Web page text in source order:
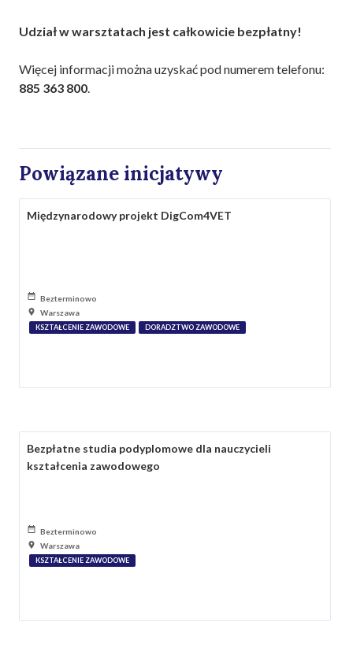
Udział w warsztatach jest całkowicie bezpłatny!
Więcej informacji można uzyskać pod numerem telefonu:
885 363 800
Powiązane inicjatywy
Międzynarodowy projekt DigCom4VET
Bezterminowo
Warszawa
KSZTAŁCENIE ZAWODOWE DORADZTWO ZAWODOWE
Bezpłatne studia podyplomowe dla nauczycieli
kształcenia zawodowego
Bezterminowo
Warszawa
KSZTAŁCENIE ZAWODOWE